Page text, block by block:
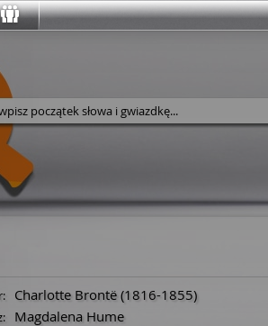
Wyszukaj w serwisie
Charlotte Brontë (1816-1855)
Magdalena Hume